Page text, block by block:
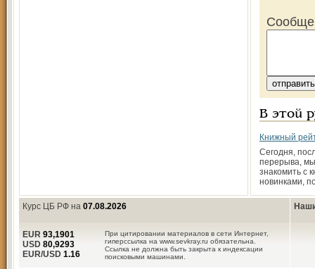
В этой
Книжный
Сегодня,
перерыва,
знакомить с
новинками,
Курс ЦБ РФ на 07.08.2026
При цитировании материалов в сети Интернет,
гиперссылка на www.sevkray.ru обязательна.
Ссылка не должна быть закрыта к индексации
поисковыми машинами.
EUR 93,1901
USD 80,9293
EUR/USD 1.16